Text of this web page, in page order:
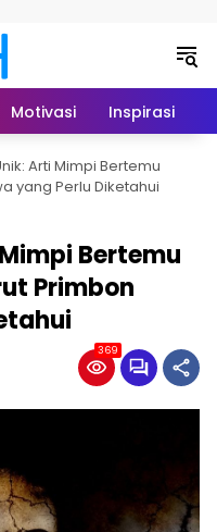
Motivasi Inspirasi
Arti Mimpi Bertemu
yang Perlu Diketahui
Bertemu
Primbon
369